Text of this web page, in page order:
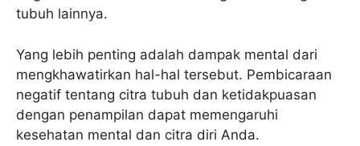
tubuh lainnya.
Yang lebih penting adalah dampak mental dari
mengkhawatirkan hal-hal tersebut. Pembicaraan
negatif tentang citra tubuh dan ketidakpuasan
dengan penampilan dapat memengaruhi
kesehatan mental dan citra diri Anda.